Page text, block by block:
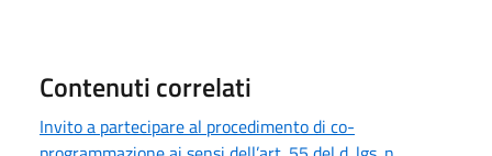
Contenuti correlati
Invito a partecipare al procedimento di co-